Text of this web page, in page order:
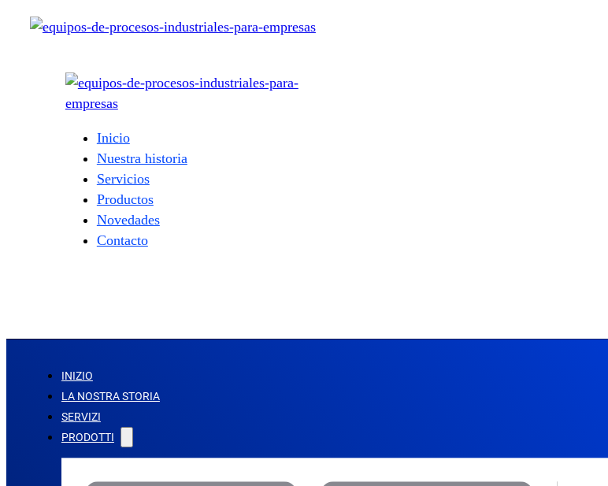
Inicio
Nuestra historia
Servicios
Productos
Novedades
Contacto
INIZIO
LA NOSTRA STORIA
SERVIZI
PRODOTTI